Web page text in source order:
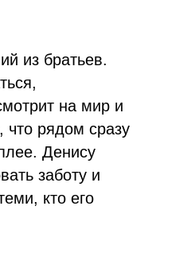
из братьев.
на мир и
что рядом сразу
Денису
заботу и
кто его